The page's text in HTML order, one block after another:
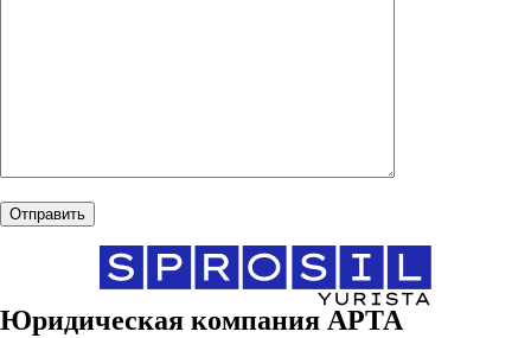
Юридическая компания АРТА